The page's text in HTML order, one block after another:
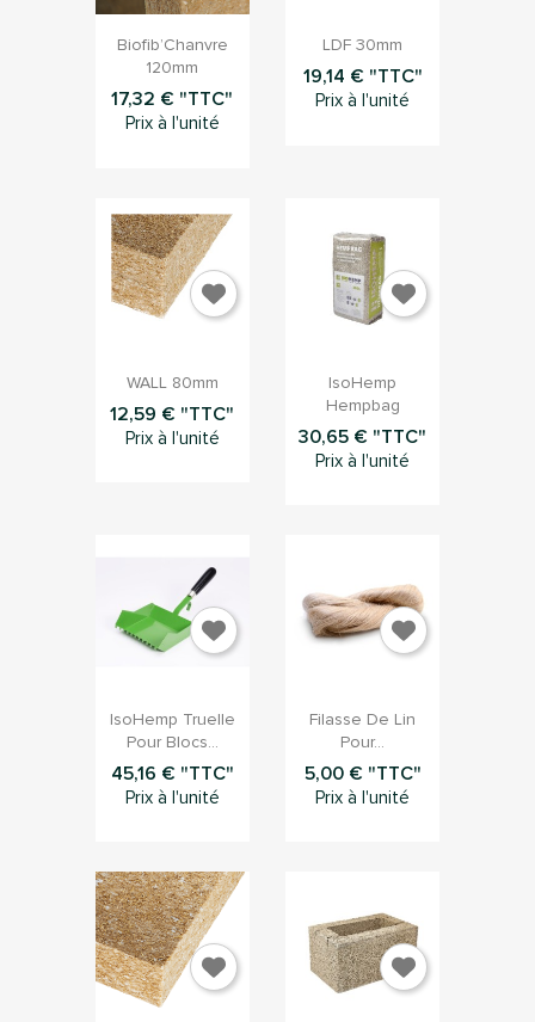
Aperçu rapide
Biofib’Chanvre
120mm
17,32 € "TTC"
Prix à l'unité
Aperçu rapide
LDF 30mm
19,14 € "TTC"
Prix à l'unité
Aperçu rapide
WALL 80mm
12,59 € "TTC"
Prix à l'unité
Aperçu rapide
IsoHemp
Hempbag
30,65 € "TTC"
Prix à l'unité
Aperçu rapide
IsoHemp Truelle
Pour Blocs...
45,16 € "TTC"
Prix à l'unité
Aperçu rapide
Filasse De Lin
Pour...
5,00 € "TTC"
Prix à l'unité